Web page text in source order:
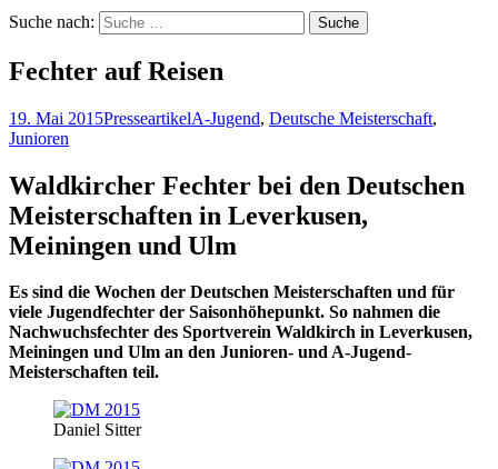
Suche nach:
Fechter auf Reisen
19. Mai 2015PresseartikelA-Jugend, Deutsche Meisterschaft,
Junioren
Waldkircher Fechter bei den Deutschen
Meisterschaften in Leverkusen,
Meiningen und Ulm
Es sind die Wochen der Deutschen Meisterschaften und für
viele Jugendfechter der Saisonhöhepunkt. So nahmen die
Nachwuchsfechter des Sportverein Waldkirch in Leverkusen,
Meiningen und Ulm an den Junioren- und A-Jugend-
Meisterschaften teil.
Daniel Sitter